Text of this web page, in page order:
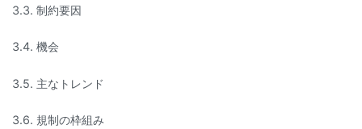
3.3. 制約要因
3.4. 機会
3.5. 主なトレンド
3.6. 規制の枠組み